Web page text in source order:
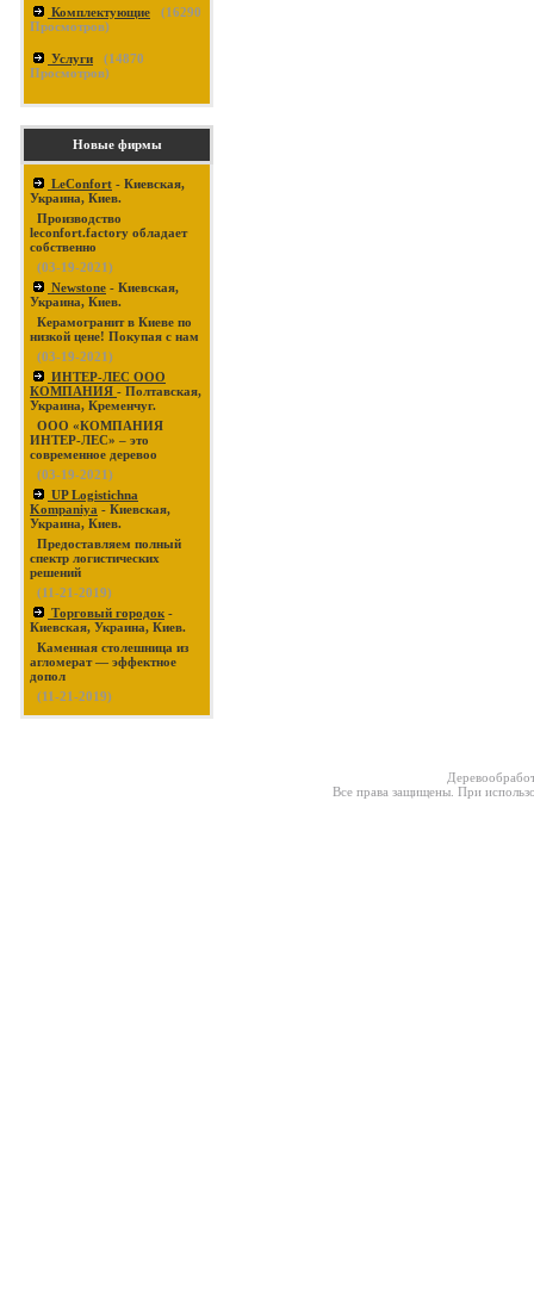
Комплектующие (16290
Просмотров)
Услуги (14870
Просмотров)
Новые фирмы
LeConfort - Киевская,
Украина, Киев.
Производство
leconfort.factory обладает
собственно
(03-19-2021)
Newstone - Киевская,
Украина, Киев.
Керамогранит в Киеве по
низкой цене! Покупая с нам
(03-19-2021)
ИНТЕР-ЛЕС ООО
КОМПАНИЯ - Полтавская,
Украина, Кременчуг.
ООО «КОМПАНИЯ
ИНТЕР-ЛЕС» – это
современное деревоо
(03-19-2021)
UP Logistichna
Kompaniya - Киевская,
Украина, Киев.
Предоставляем полный
спектр логистических
решений
(11-21-2019)
Торговый городок -
Киевская, Украина, Киев.
Каменная столешница из
агломерат — эффектное
допол
(11-21-2019)
Все права защищены. При